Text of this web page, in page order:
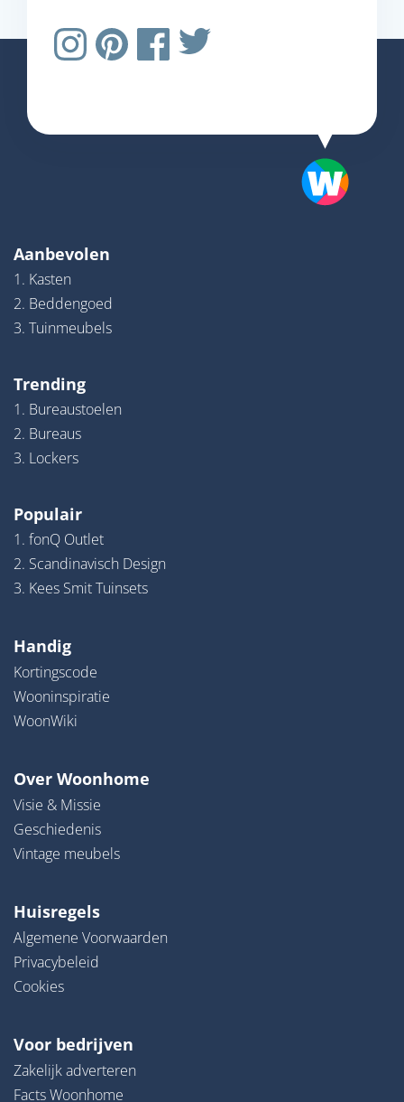
Aanbevolen
1. Kasten
2. Beddengoed
3. Tuinmeubels
Trending
1. Bureaustoelen
2. Bureaus
3. Lockers
Populair
1. fonQ Outlet
2. Scandinavisch Design
3. Kees Smit Tuinsets
Handig
Kortingscode
Wooninspiratie
WoonWiki
Over Woonhome
Visie & Missie
Geschiedenis
Vintage meubels
Huisregels
Algemene Voorwaarden
Privacybeleid
Cookies
Voor bedrijven
Zakelijk adverteren
Facts Woonhome